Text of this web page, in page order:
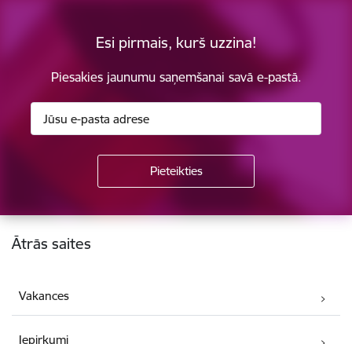
Esi pirmais, kurš uzzina!
Piesakies jaunumu saņemšanai savā e-pastā.
Kājene
Ātrās saites
Vakances
Iepirkumi